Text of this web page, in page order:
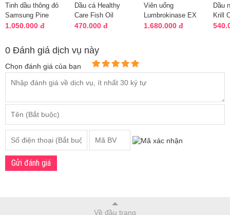
Tinh dầu thông đỏ
Samsung Pine
Mega Max của Hàn
1.050.000 đ
Dầu cá Healthy
Care Fish Oil
1000mg Omega 3
470.000 đ
Viên uống
Lumbrokinase EX
Eikenbi của Nhật
1.680.000 đ
Dầu
Krill
0 Đánh giá dịch vụ này
Chọn đánh giá của bạn
Gửi đánh giá
Về đầu trang